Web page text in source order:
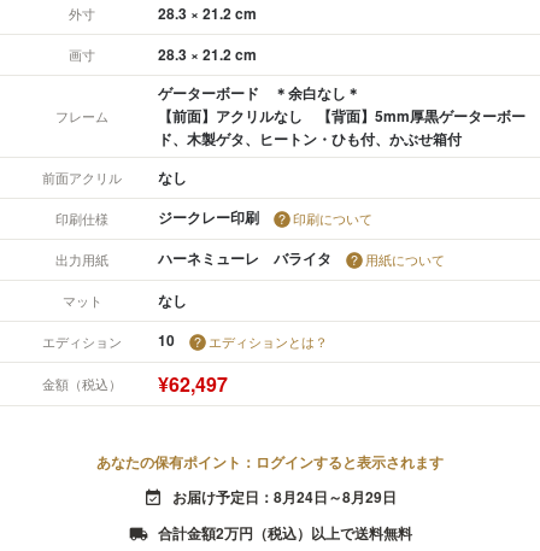
外寸 28.3 × 21.2 cm
画寸 28.3 × 21.2 cm
フレーム
ゲーターボード ＊余白なし＊
【前面】アクリルなし 【背面】5mm厚黒ゲーターボー
ド、木製ゲタ、ヒートン・ひも付、かぶせ箱付
前面アクリル なし
印刷仕様 ジークレー印刷 印刷について
出力用紙 ハーネミューレ バライタ 用紙について
マット なし
エディション 10 エディションとは？
金額（税込） ¥62,497
あなたの保有ポイント：ログインすると表示されます
event_available お届け予定日：8月24日～8月29日
local_shipping 合計金額2万円（税込）以上で送料無料